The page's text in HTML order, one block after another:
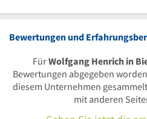
Bewertungen und
FürWolfgang Henrich in
Bewertungen abgegeben
diesem Unternehmen
mit anderen